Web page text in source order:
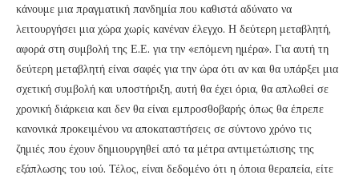
κάνουμε μια πραγματική πανδημία που καθιστά αδύνατο να
λειτουργήσει μια χώρα χωρίς κανέναν έλεγχο. Η δεύτερη μεταβλητή,
αφορά στη συμβολή της Ε.Ε. για την «επόμενη ημέρα». Για αυτή τη
δεύτερη μεταβλητή είναι σαφές για την ώρα ότι αν και θα υπάρξει μια
σχετική συμβολή και υποστήριξη, αυτή θα έχει όρια, θα απλωθεί σε
χρονική διάρκεια και δεν θα είναι εμπροσθοβαρής όπως θα έπρεπε
κανονικά προκειμένου να αποκαταστήσεις σε σύντονο χρόνο τις
ζημιές που έχουν δημιουργηθεί από τα μέτρα αντιμετώπισης της
εξάπλωσης του ιού. Τέλος, είναι δεδομένο ότι η όποια θεραπεία, είτε